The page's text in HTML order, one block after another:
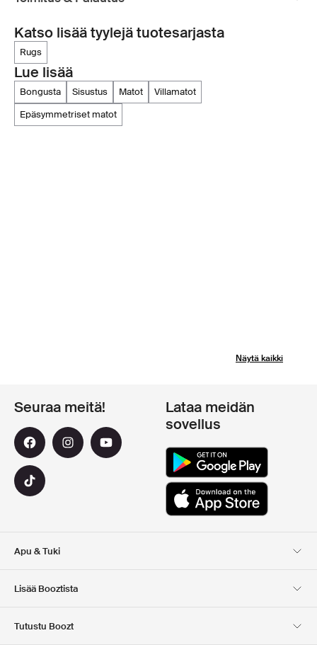
Katso lisää tyylejä tuotesarjasta
rugs
Lue lisää
bongusta sisustus matot
villamatot
epäsymmetriset matot
Näytä kaikki
Apu & Tuki
Lisää Booztista
Tutustu Boozt
Seuraa meitä!
Lataa meidän
sovellus